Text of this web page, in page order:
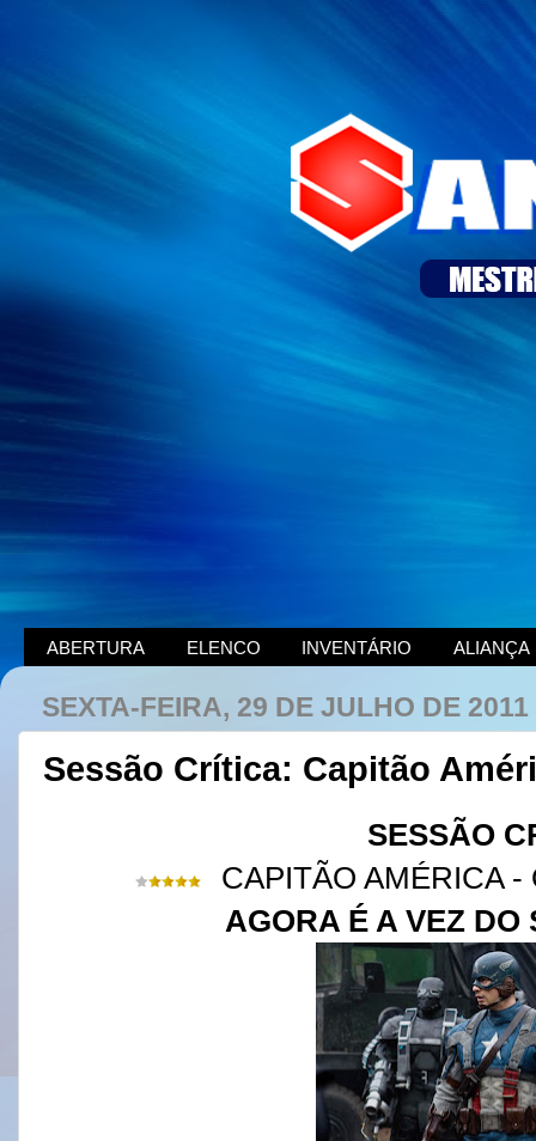
ABERTURA ELENCO INVENTÁRIO ALIANÇA
SEXTA-FEIRA, 29 DE JULHO DE 2011
Sessão Crítica: Capitão
SESSÃO
CAPITÃO AMÉRICA
AGORA É A VEZ DO